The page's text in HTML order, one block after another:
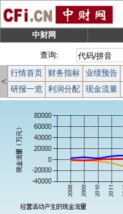
中财网
查询:
<
行情首页 财务指标 业绩预告
研报一览
利润分配 现金流量